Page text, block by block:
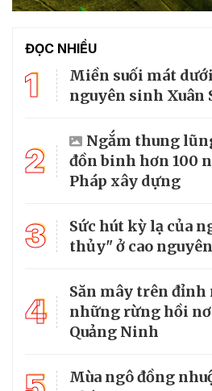
ĐỌC NHIỀU
1
Miền suối mát
nguyên sinh Xuân
2
Ngắm thung
đồn binh hơn 100
Pháp xây dựng
3
Sức hút kỳ lạ của
thủy" ở cao
4
Săn mây trên
những rừng hồi
Quảng Ninh
Mùa ngô đồng